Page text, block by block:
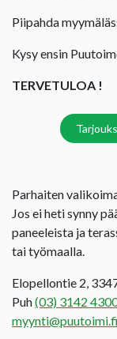
Piipahda
Kysy ensin
TERVETULOA !
Parhaiten
Jos ei heti synny
paneeleista ja
tai työmaalla.
Elopellontie 2,
Puh(03) 3142
myynti@puutoimi.fi